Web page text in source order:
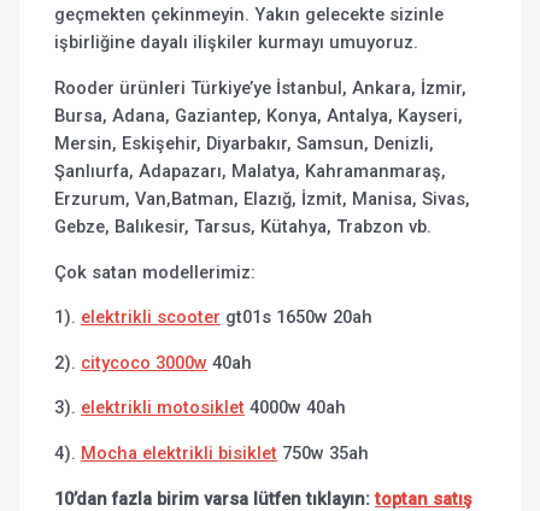
geçmekten çekinmeyin. Yakın gelecekte sizinle
işbirliğine dayalı ilişkiler kurmayı umuyoruz.
Rooder ürünleri Türkiye’ye İstanbul, Ankara, İzmir,
Bursa, Adana, Gaziantep, Konya, Antalya, Kayseri,
Mersin, Eskişehir, Diyarbakır, Samsun, Denizli,
Şanlıurfa, Adapazarı, Malatya, Kahramanmaraş,
Erzurum, Van,Batman, Elazığ, İzmit, Manisa, Sivas,
Gebze, Balıkesir, Tarsus, Kütahya, Trabzon vb.
Çok satan modellerimiz:
1). elektrikli scooter gt01s 1650w 20ah
2). citycoco 3000w 40ah
3). elektrikli motosiklet 4000w 40ah
4). Mocha elektrikli bisiklet 750w 35ah
10’dan fazla birim varsa lütfen tıklayın:toptan satış